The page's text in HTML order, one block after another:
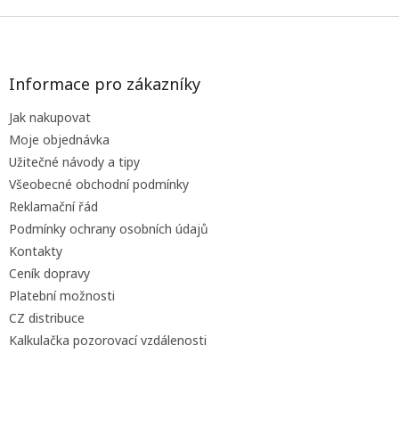
Z
Informace pro zákazníky
Jak nakupovat
Moje objednávka
Užitečné návody a tipy
Všeobecné obchodní podmínky
Reklamační řád
Podmínky ochrany osobních údajů
Kontakty
Ceník dopravy
Platební možnosti
CZ distribuce
Kalkulačka pozorovací vzdálenosti